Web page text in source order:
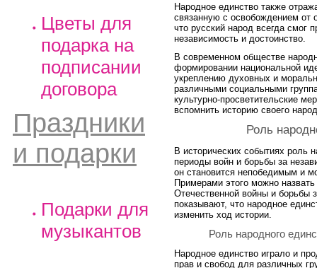
Цветы для
подарка на
подписании
договора
Праздники
и подарки
Подарки для
музыкантов
Народное единство также
связанную с освобождением от
что русский народ всегда смог
независимость и достоинство.
В современном обществе
формировании национальной
укреплению духовных и
различными социальными
культурно-просветительские
вспомнить историю своего
Роль
В исторических событиях роль
периоды войн и борьбы за
он становится непобедимым и
Примерами этого можно
Отечественной войны и борьбы
показывают, что народное
изменить ход истории.
Роль народного
Народное единство играло и
прав и свобод для различных